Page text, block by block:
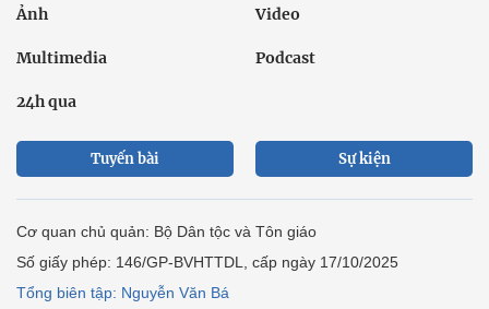
Ảnh Video
Multimedia Podcast
24h qua
Tuyến bài Sự kiện
Cơ quan chủ quản: Bộ Dân tộc và Tôn giáo
Số giấy phép: 146/GP-BVHTTDL, cấp ngày 17/10/2025
Tổng biên tập: Nguyễn Văn Bá